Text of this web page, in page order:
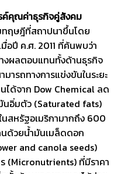
ค์คุณค่าธุรกิจคู่สังคม
ฤษฎีที่สถาปนาขึ้นโดย
อปี ค.ศ. 2011 ที่ค้นพบว่า
งผลตอบแทนทั้งด้านธุรกิจ
ารถทางการแข่งขันในระยะ
ได้จาก Dow Chemical ลด
นอิ่มตัว (Saturated fats)
นสหรัฐอเมริกามากถึง 600
ด้วยน้ำมันเมล็ดดอก
and canola seeds)
(Micronutrients) ที่มีราคา